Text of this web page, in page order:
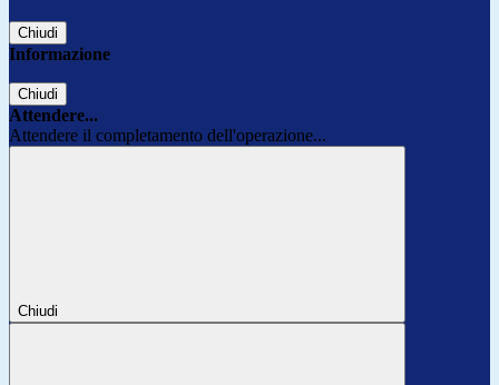
Chiudi
Informazione
Chiudi
Attendere...
Attendere il completamento dell'operazione...
Chiudi